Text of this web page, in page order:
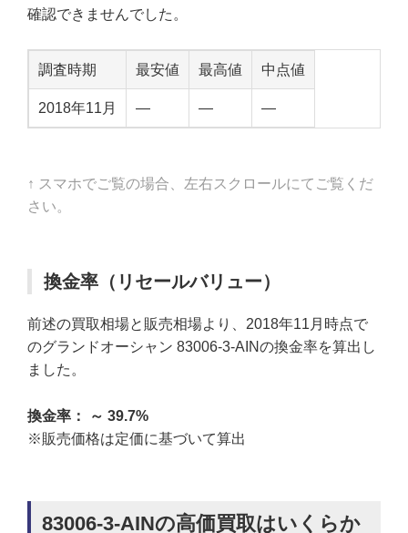
確認できませんでした。
調査時期 最安値 最高値 中点値
2018年11月 — — —
↑ スマホでご覧の場合、左右スクロールにてご覧くだ
さい。
換金率（リセールバリュー）
前述の買取相場と販売相場より、2018年11月時点で
のグランドオーシャン 83006-3-AINの換金率を算出し
ました。
換金率： ～ 39.7%
※販売価格は定価に基づいて算出
83006-3-AINの高価買取はいくらか